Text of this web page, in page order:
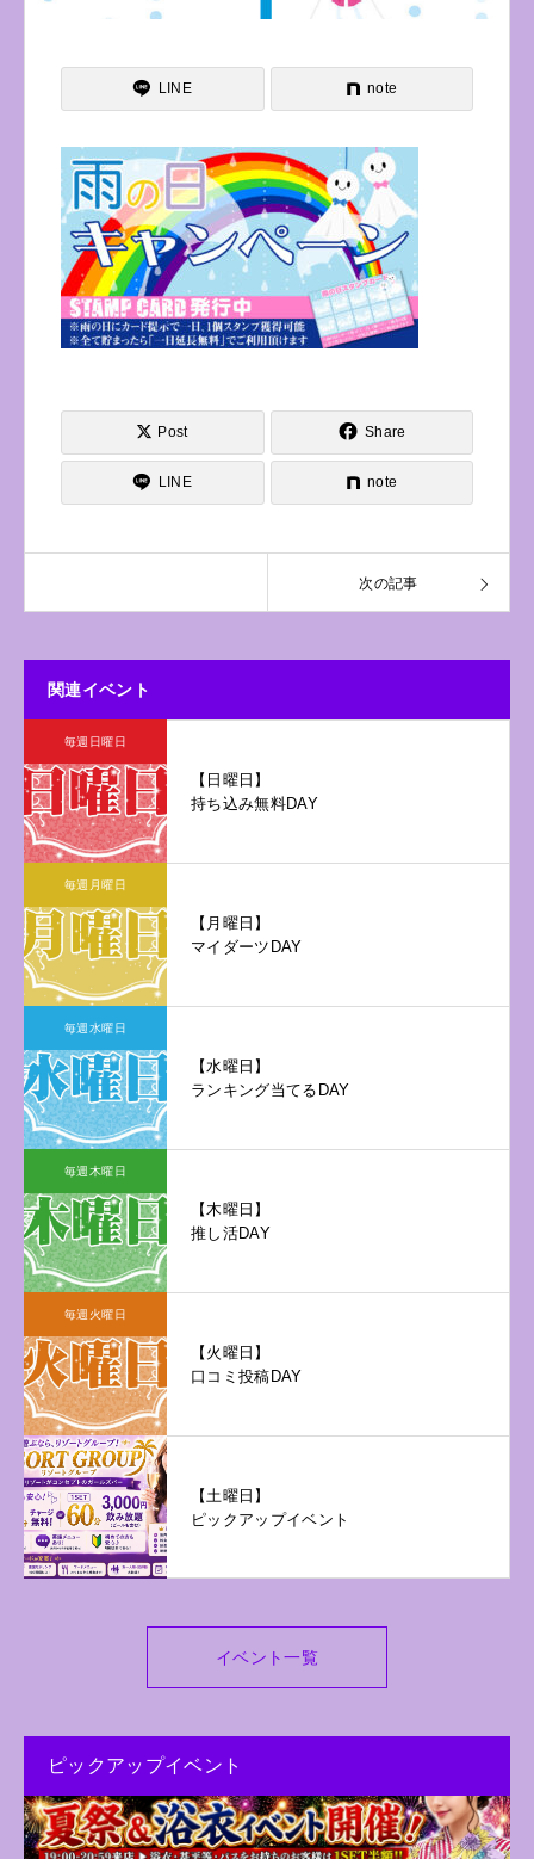
LINE note
Post Share
LINE note
次の記事
関連イベント
毎週日曜日
【日曜日】
持ち込み無料DAY
毎週月曜日
【月曜日】
マイダーツDAY
毎週水曜日
【水曜日】
ランキング当てるDAY
毎週木曜日
【木曜日】
推し活DAY
毎週火曜日
【火曜日】
口コミ投稿DAY
【土曜日】
ピックアップイベント
イベント一覧
ピックアップイベント